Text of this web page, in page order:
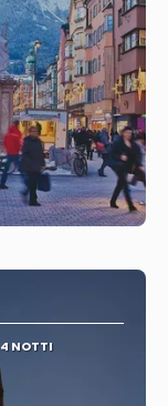
4 NOTTI